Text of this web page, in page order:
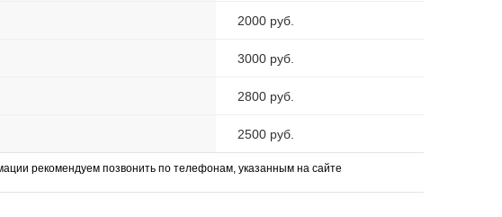
2000 руб.
3000 руб.
2800 руб.
2500 руб.
рекомендуем позвонить по телефонам, указанным на сайте